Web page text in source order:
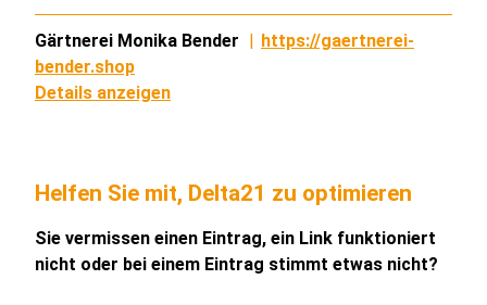
Gärtnerei Monika Bender
https://gaertnerei-
bender.shop
Details anzeigen
Helfen Sie mit, Delta21 zu optimieren
Sie vermissen einen Eintrag, ein Link funktioniert
nicht oder bei einem Eintrag stimmt etwas nicht?